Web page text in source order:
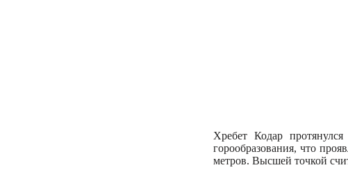
Хребет Кодар
горообразования, что
метров. Высшей точкой